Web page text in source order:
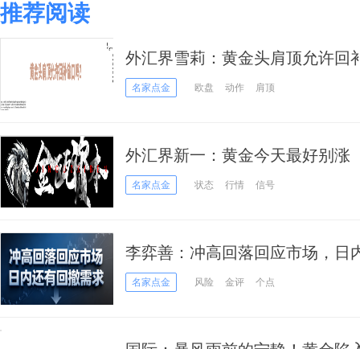
推荐阅读
外汇界雪莉：黄金头肩顶允许回
名家点金 欧盘 动作 肩顶
外汇界新一：黄金今天最好别涨
名家点金 状态 行情 信号
李弈善：冲高回落回应市场，日
名家点金 风险 金评 个点